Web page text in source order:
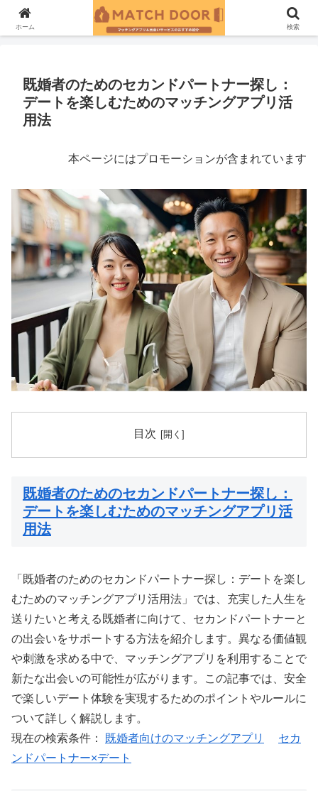
既婚者の出会い
既婚者のためのセカンドパートナー探し：
デートを楽しむためのマッチングアプリ活
用法
本ページにはプロモーションが含まれています
目次
既婚者のためのセカンドパートナー探し：
デートを楽しむためのマッチングアプリ活
用法
「既婚者のためのセカンドパートナー探し：デートを楽し
むためのマッチングアプリ活用法」では、充実した人生を
送りたいと考える既婚者に向けて、セカンドパートナーと
の出会いをサポートする方法を紹介します。異なる価値観
や刺激を求める中で、マッチングアプリを利用することで
新たな出会いの可能性が広がります。この記事では、安全
で楽しいデート体験を実現するためのポイントやルールに
ついて詳しく解説します。
現在の検索条件：
既婚者向けのマッチングアプリ
セカ
ンドパートナー×デート
ホーム 検索